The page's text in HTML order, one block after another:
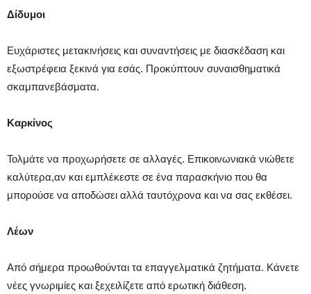
Δίδυμοι
Ευχάριστες μετακινήσεις και συναντήσεις με διασκέδαση και
εξωστρέφεια ξεκινά για εσάς. Προκύπτουν συναισθηματικά
σκαμπανεβάσματα.
Καρκίνος
Τολμάτε να προχωρήσετε σε αλλαγές. Επικοινωνιακά νιώθετε
καλύτερα,αν και εμπλέκεστε σε ένα παρασκήνιο που θα
μπορούσε να αποδώσει αλλά ταυτόχρονα και να σας εκθέσει.
Λέων
Από σήμερα προωθούνται τα επαγγελματικά ζητήματα. Κάνετε
νέες γνωριμίες και ξεχειλίζετε από ερωτική διάθεση.